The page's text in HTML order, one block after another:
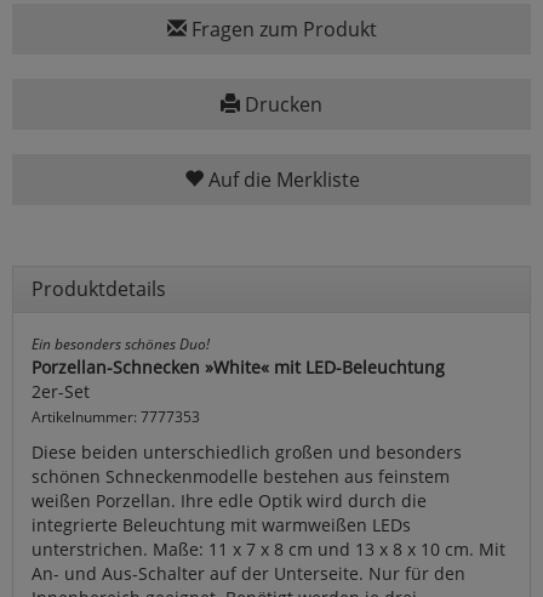
Fragen zum Produkt
Drucken
Auf die Merkliste
Produktdetails
Ein besonders schönes Duo!
Porzellan-Schnecken »White« mit LED-Beleuchtung
2er-Set
Artikelnummer: 7777353
Diese beiden unterschiedlich großen und besonders
schönen Schneckenmodelle bestehen aus feinstem
weißen Porzellan. Ihre edle Optik wird durch die
integrierte Beleuchtung mit warmweißen LEDs
unterstrichen. Maße: 11 x 7 x 8 cm und 13 x 8 x 10 cm. Mit
An- und Aus-Schalter auf der Unterseite. Nur für den